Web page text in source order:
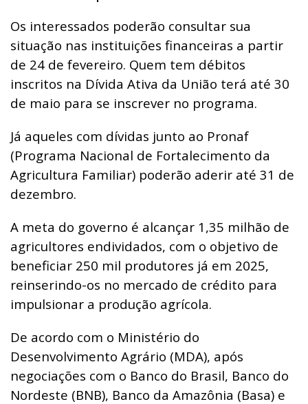
Os interessados poderão consultar sua
situação nas instituições financeiras a partir
de 24 de fevereiro. Quem tem débitos
inscritos na Dívida Ativa da União terá até 30
de maio para se inscrever no programa.
Já aqueles com dívidas junto ao Pronaf
(Programa Nacional de Fortalecimento da
Agricultura Familiar) poderão aderir até 31 de
dezembro.
A meta do governo é alcançar 1,35 milhão de
agricultores endividados, com o objetivo de
beneficiar 250 mil produtores já em 2025,
reinserindo-os no mercado de crédito para
impulsionar a produção agrícola.
De acordo com o Ministério do
Desenvolvimento Agrário (MDA), após
negociações com o Banco do Brasil, Banco do
Nordeste (BNB), Banco da Amazônia (Basa) e